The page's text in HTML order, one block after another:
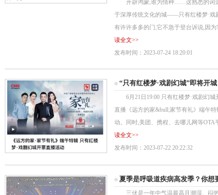
开辟鸿蒙,谁为情种……这熟悉的词藻
于深厚传统文化的城——只有红楼梦·戏
有许许多多的门,它不急于登台诉说,因
读全文>>
发布时间：2023-07-24 18:20:01
“只有红楼梦·戏剧幻城”即将开
6月21日19:00 只有红楼梦·戏剧幻城
直播《远方的家&bull;家节有礼》端午
动。同时,美团、携程、去哪儿网等
读全文>>
发布时间：2023-07-22 20:22:32
夏季是呼吸道疾病高发季？你想
三伏是一年中气温最高且潮湿、闷